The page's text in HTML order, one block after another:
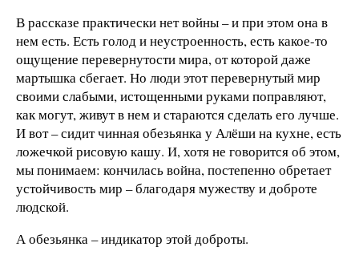
В рассказе практически нет войны – и при этом она в
нем есть. Есть голод и неустроенность, есть какое-то
ощущение перевернутости мира, от которой даже
мартышка сбегает. Но люди этот перевернутый мир
своими слабыми, истощенными руками поправляют,
как могут, живут в нем и стараются сделать его лучше.
И вот – сидит чинная обезьянка у Алёши на кухне, есть
ложечкой рисовую кашу. И, хотя не говорится об этом,
мы понимаем: кончилась война, постепенно обретает
устойчивость мир – благодаря мужеству и доброте
людской.
А обезьянка – индикатор этой доброты.